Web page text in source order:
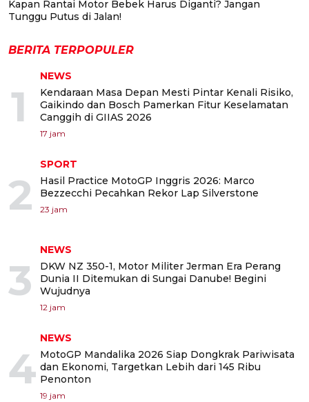
Kapan Rantai Motor Bebek Harus Diganti? Jangan
Tunggu Putus di Jalan!
BERITA TERPOPULER
1
NEWS
Kendaraan Masa Depan Mesti Pintar Kenali Risiko,
Gaikindo dan Bosch Pamerkan Fitur Keselamatan
Canggih di GIIAS 2026
17 jam
2
SPORT
Hasil Practice MotoGP Inggris 2026: Marco
Bezzecchi Pecahkan Rekor Lap Silverstone
23 jam
3
NEWS
DKW NZ 350-1, Motor Militer Jerman Era Perang
Dunia II Ditemukan di Sungai Danube! Begini
Wujudnya
12 jam
4
NEWS
MotoGP Mandalika 2026 Siap Dongkrak Pariwisata
dan Ekonomi, Targetkan Lebih dari 145 Ribu
Penonton
19 jam